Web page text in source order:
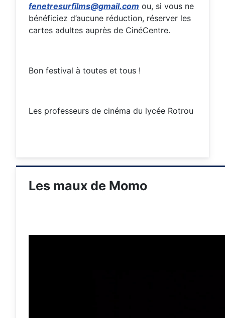
fenetresurfilms@gmail.com ou, si vous ne
bénéficiez d’aucune réduction, réserver les
cartes adultes auprès de CinéCentre.
Bon festival à toutes et tous !
Les professeurs de cinéma du lycée Rotrou
Les maux de Momo